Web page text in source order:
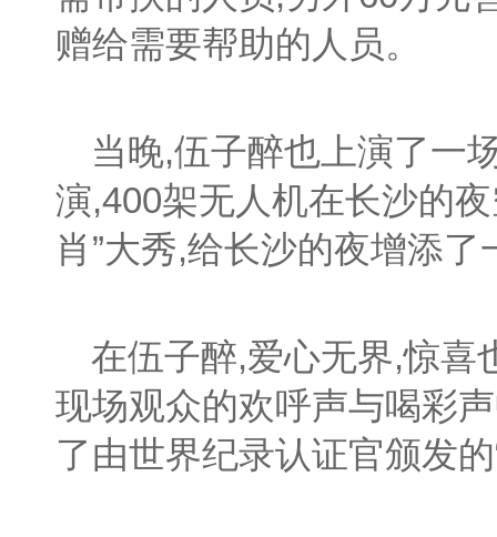
赠给需要帮助的人员。
当晚,伍子醉也上演了一
演,400架无人机在长沙的
肖”大秀,给长沙的夜增添
在伍子醉,爱心无界,惊喜
现场观众的欢呼声与喝彩
了由世界纪录认证官颁发